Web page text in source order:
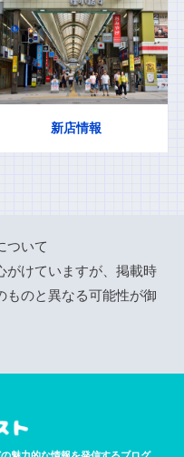
新店情報
ついて
がけていますが、掲載時
ものと異なる可能性が御